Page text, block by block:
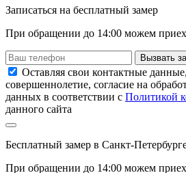
Записаться на бесплатный замер
При обращении до 14:00 можем
Вызвать
Оставляя свои контактные
совершеннолетие, согласие на
данных в соответствии с Политикой
данного сайта
Бесплатный замер в Санкт-
При обращении до 14:00 можем